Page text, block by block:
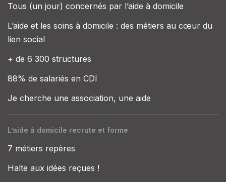
Tous (un jour) concernés par l’aide à domicile
L’aide et les soins à domicile : des métiers au cœur du
lien social
+ de 6 300 structures
88% de salariés en CDI
Je cherche une association, une aide
L’aide à domicile recrute et forme
7 métiers repères
Halte aux idées reçues !